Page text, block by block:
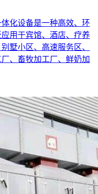
化设备是一种高效、环
用于宾馆、酒店、疗养
墅小区、高速服务区、
、畜牧加工厂、鲜奶加